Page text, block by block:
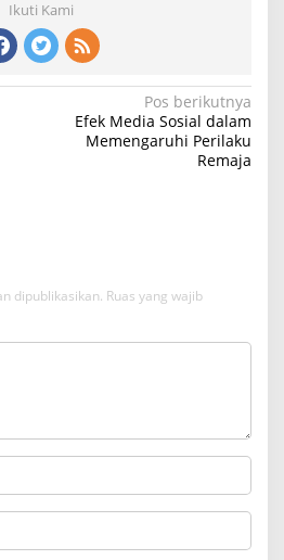
Ikuti Kami
Pos berikutnya
Efek Media Sosial dalam
Memengaruhi Perilaku
Remaja
dipublikasikan. Ruas yang wajib